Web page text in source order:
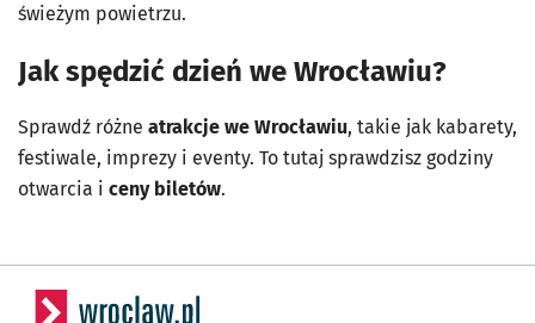
świeżym powietrzu.
Jak spędzić dzień we Wrocławiu?
Sprawdź różne atrakcje we Wrocławiu, takie jak kabarety,
festiwale, imprezy i eventy. To tutaj sprawdzisz godziny
otwarcia i ceny biletów.